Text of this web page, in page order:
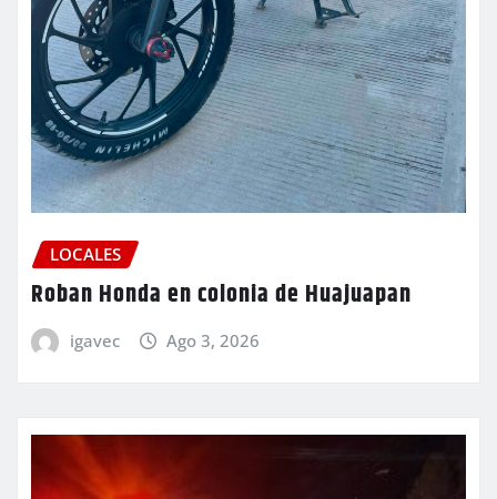
LOCALES
Roban Honda en colonia de Huajuapan
igavec Ago 3, 2026